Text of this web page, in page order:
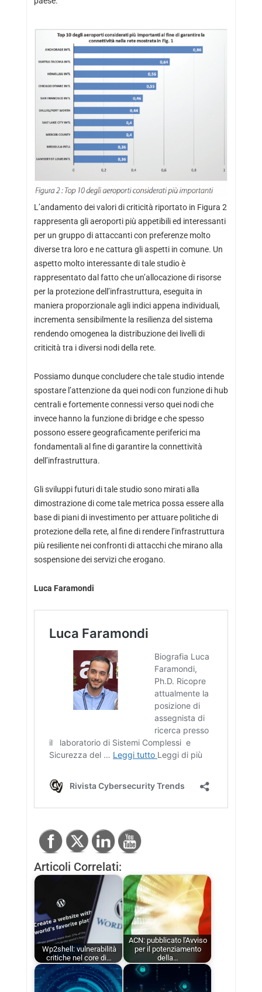
L’andamento dei valori di criticità riportato in Figura 2
rappresenta gli aeroporti più appetibili ed interessanti
per un gruppo di attaccanti con preferenze molto
diverse tra loro e ne cattura gli aspetti in comune. Un
aspetto molto interessante di tale studio è
rappresentato dal fatto che un’allocazione di risorse
per la protezione dell’infrastruttura, eseguita in
maniera proporzionale agli indici appena individuali,
incrementa sensibilmente la resilienza del sistema
rendendo omogenea la distribuzione dei livelli di
criticità tra i diversi nodi della rete.
Possiamo dunque concludere che tale studio intende
spostare l’attenzione da quei nodi con funzione di hub
centrali e fortemente connessi verso quei nodi che
invece hanno la funzione di bridge e che spesso
possono essere geograficamente periferici ma
fondamentali al fine di garantire la connettività
dell’infrastruttura.
Gli sviluppi futuri di tale studio sono mirati alla
dimostrazione di come tale metrica possa essere alla
base di piani di investimento per attuare politiche di
protezione della rete, al fine di rendere l’infrastruttura
più resiliente nei confronti di attacchi che mirano alla
sospensione dei servizi che erogano.
Luca Faramondi
Articoli Correlati:
Wp2shell: vulnerabilità
critiche nel core di…
ACN: pubblicato l'Avviso
per il potenziamento
della…